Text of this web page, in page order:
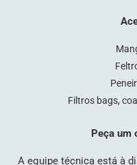
Filtros bags,
Peça um
A equipe técnica está à